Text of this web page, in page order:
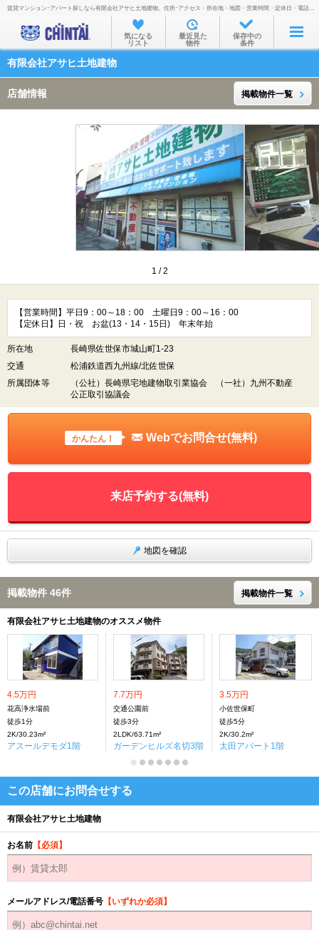
お部屋を探す
沿線・駅から
通勤通学時間から
物件特集から
不動産会社から
TOP
賃貸マンション･アパート探しなら有限会社アサヒ土地建物。住所･アクセス・所在地・地図・営業時間・定休日・電話番号などを掲載。
気になる
リスト
最近見た
物件
保存中の
条件
有限会社アサヒ土地建物
店舗情報 掲載物件一覧
1 /2
【営業時間】平日9：00～18：00 土曜日9：00～16：00
【定休日】日・祝 お盆(13・14・15日) 年末年始
所在地
長崎県佐世保市城山町1-23
交通
松浦鉄道西九州線/北佐世保
所属団体等
（公社）長崎県宅地建物取引業協会 （一社）九州不動産
公正取引協議会
かんたん！ Webでお問合せ(無料)
来店予約する(無料)
地図を確認
掲載物件 46件 掲載物件一覧
有限会社アサヒ土地建物のオススメ物件
4.5万円
花高浄水場前
徒歩1分
2K/30.23m²
アスールデモダ1階
7.7万円
交通公園前
徒歩3分
2LDK/63.71m²
ガーデンヒルズ名切3階
3.5万円
小佐世保町
徒歩5分
2K/30.2m²
太田アパート1階
この店舗にお問合せする
有限会社アサヒ土地建物
お名前 【必須】
メールアドレス/電話番号 【いずれか必須】